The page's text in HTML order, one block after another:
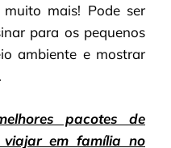
mais! Pode ser
para os pequenos
ambiente e mostrar
pacotes de
em família no